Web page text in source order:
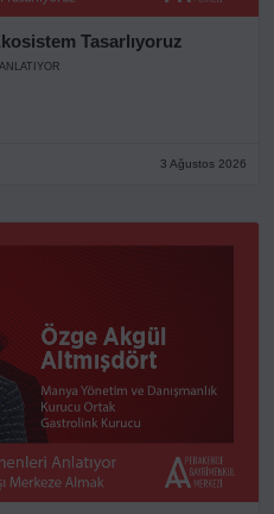
Tasarlıyoruz
3 Ağustos 2026